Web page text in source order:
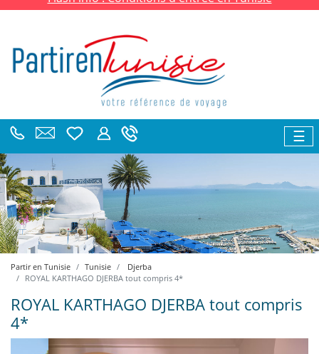
☰
Partir en Tunisie Tunisie
Djerba
ROYAL KARTHAGO DJERBA tout compris 4*
ROYAL KARTHAGO DJERBA tout compris
4*